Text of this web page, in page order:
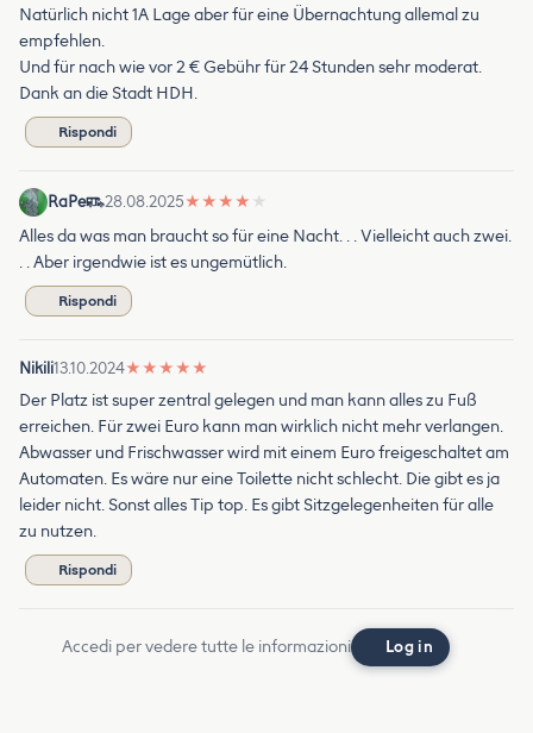
Natürlich nicht 1A Lage aber für eine Übernachtung allemal zu
empfehlen.
Und für nach wie vor 2 € Gebühr für 24 Stunden sehr moderat.
Dank an die Stadt HDH.
Rispondi
RaPe 28.08.2025★ ★ ★ ★ ★
Alles da was man braucht so für eine Nacht. . . Vielleicht auch zwei.
. . Aber irgendwie ist es ungemütlich.
Rispondi
Nikili13.10.2024★ ★ ★ ★ ★
Der Platz ist super zentral gelegen und man kann alles zu Fuß
erreichen. Für zwei Euro kann man wirklich nicht mehr verlangen.
Abwasser und Frischwasser wird mit einem Euro freigeschaltet am
Automaten. Es wäre nur eine Toilette nicht schlecht. Die gibt es ja
leider nicht. Sonst alles Tip top. Es gibt Sitzgelegenheiten für alle
zu nutzen.
Rispondi
Accedi per vedere tutte le informazioni Log in